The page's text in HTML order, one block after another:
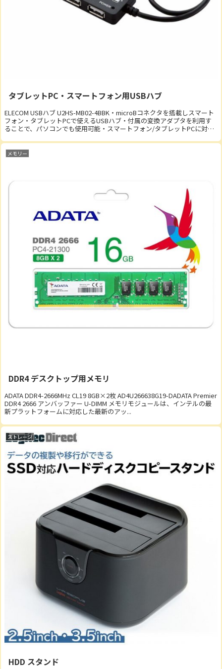
タブレットPC・スマートフォン用USBハブ
ELECOM USBハブ U2HS-MB02-4BBK・microBコネクタを搭載しスマート
フォン・タブレットPCで使えるUSBハブ・付属の変換アダプタを利用す
ることで、パソコンでも使用可能・スマートフォン/タブレットPCに対
メモリー
DDR4 デスクトップ用メモリ
ADATA DDR4-2666MHz CL19 8GB×2枚 AD4U266638G19-DADATA Premier
DDR4 2666 アンバッファー U-DIMM メモリモジュールは、インテルの最
新プラットフォームに対応した最新のアッ...
ストレージ
HDD スタンド